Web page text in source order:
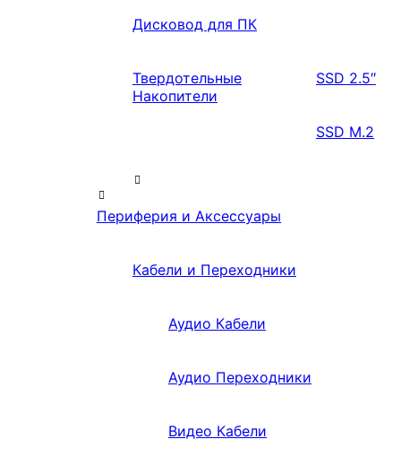
Дисковод для ПК
Твердотельные
Накопители
SSD 2.5″
SSD M.2
Периферия и Аксессуары
Кабели и Переходники
Аудио Кабели
Аудио Переходники
Видео Кабели